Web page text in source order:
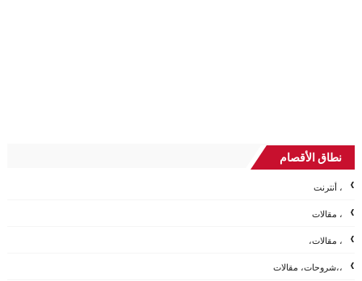
نطاق الأقصام
، أنترنت
، مقالات
، مقالات،
،،شروحات، مقالات